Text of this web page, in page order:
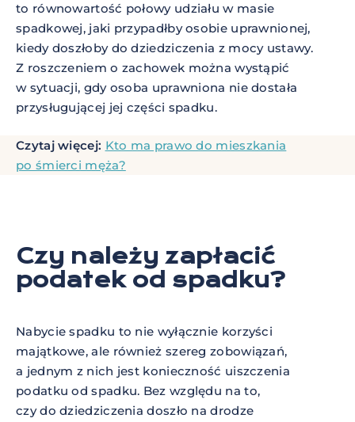
to równowartość połowy udziału w masie
spadkowej, jaki przypadłby osobie uprawnionej,
kiedy doszłoby do dziedziczenia z mocy ustawy.
Z roszczeniem o zachowek można wystąpić
w sytuacji, gdy osoba uprawniona nie dostała
przysługującej jej części spadku.
Czytaj więcej: Kto ma prawo do mieszkania
po śmierci męża?
Czy należy zapłacić
podatek od spadku?
Nabycie spadku to nie wyłącznie korzyści
majątkowe, ale również szereg zobowiązań,
a jednym z nich jest konieczność uiszczenia
podatku od spadku. Bez względu na to,
czy do dziedziczenia doszło na drodze